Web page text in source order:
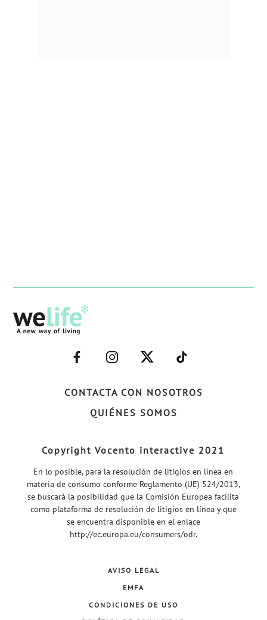
CONTACTA CON NOSOTROS
QUIÉNES SOMOS
–
FACEBOOK–
–
INSTAGRAM–
–
TWITTER–
–
WELIFE–
Copyright Vocento interactive 2021
En lo posible, para la resolución de litigios en línea en
materia de consumo conforme Reglamento (UE) 524/2013,
se buscará la posibilidad que la Comisión Europea facilita
como plataforma de resolución de litigios en línea y que
se encuentra disponible en el enlace
http://ec.europa.eu/consumers/odr.
AVISO LEGAL
EMFA
CONDICIONES DE USO